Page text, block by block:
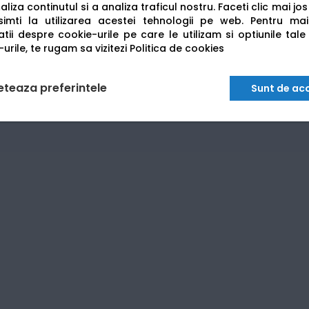
continutul si a analiza traficul nostru. Faceti clic mai
la utilizarea acestei tehnologii pe web. Pentru
despre cookie-urile pe care le utilizam si optiunile tale
te rugam sa vizitezi Politica de cookies
preferintele Sunt de
ultra-rapidă de până la
securizată și un ciclu de lucru fiabil pentru un